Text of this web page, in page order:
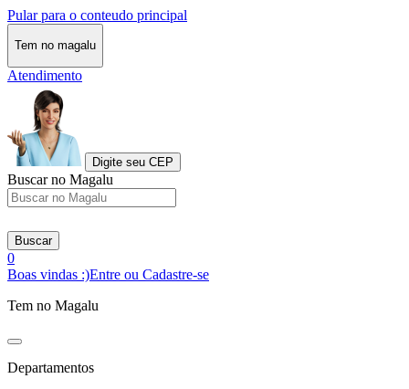
Pular para o conteudo principal
Tem no magalu
Atendimento
Digite seu CEP
Buscar no Magalu
Buscar
0
Boas vindas :)Entre ou Cadastre-se
Tem no Magalu
Departamentos